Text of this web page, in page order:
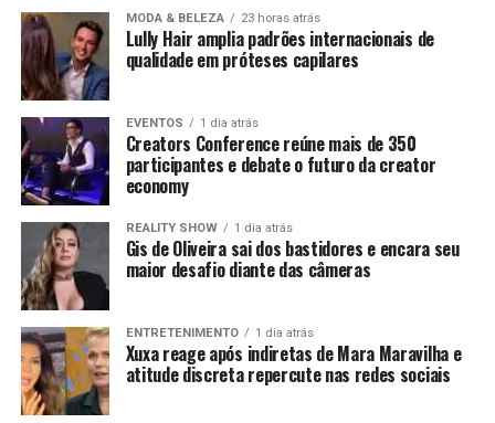
MODA & BELEZA 23 horas atrás
Lully Hair amplia padrões internacionais de
qualidade em próteses capilares
EVENTOS 1 dia atrás
Creators Conference reúne mais de 350
participantes e debate o futuro da creator
economy
REALITY SHOW 1 dia atrás
Gis de Oliveira sai dos bastidores e encara seu
maior desafio diante das câmeras
ENTRETENIMENTO 1 dia atrás
Xuxa reage após indiretas de Mara Maravilha e
atitude discreta repercute nas redes sociais